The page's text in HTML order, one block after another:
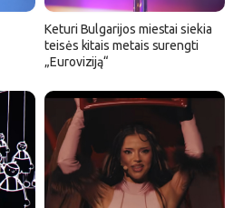
Keturi Bulgarijos miestai siekia
teisės kitais metais surengti
„Euroviziją“